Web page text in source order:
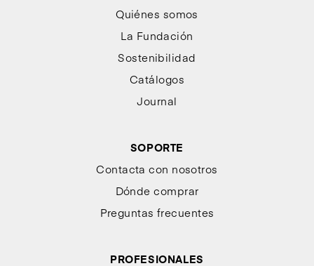
Quiénes somos
La Fundación
Sostenibilidad
Catálogos
Journal
SOPORTE
Contacta con nosotros
Dónde comprar
Preguntas frecuentes
PROFESIONALES